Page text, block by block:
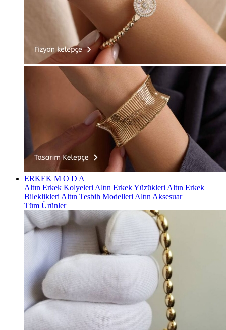
ERKEK M O D A
Altın Erkek Kolyeleri Altın Erkek Yüzükleri Altın Erkek
Bileklikleri Altın Tesbih Modelleri Altın Aksesuar
Tüm Ürünler